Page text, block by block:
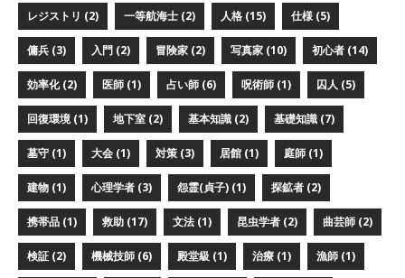
レジストリ (2) 一等航海士 (2) 人格 (15) 仕様 (5)
傭兵 (3) 入門 (2) 冒険家 (2) 写真家 (10) 初心者 (14)
効率化 (2) 医師 (1) 占い師 (6) 呪術師 (1) 囚人 (5)
回復環境 (1) 地下室 (2) 基本知識 (2) 基礎知識 (7)
墓守 (1) 大会 (1) 対策 (3) 居館 (1) 庭師 (1)
建物 (1) 心理学者 (3) 怨霊(貞子) (1) 探鉱者 (2)
携帯品 (1) 救助 (17) 文法 (1) 昆虫学者 (2) 曲芸師 (2)
検証 (2) 機械技師 (6) 殿堂級 (1) 治療 (1) 漁師 (1)